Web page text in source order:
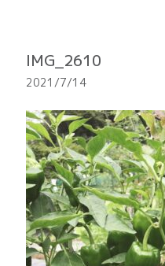
IMG_2610
2021/7/14